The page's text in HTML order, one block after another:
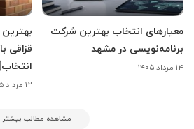
معیارهای انتخاب بهترین شرکت
برنامه‌نویسی در مشهد
۱۴ مرداد ۱۴۰۵
قزاقی
انتخاب]
۱۲ مرداد ۱۴۰۵
مشاهده مطالب بیشتر